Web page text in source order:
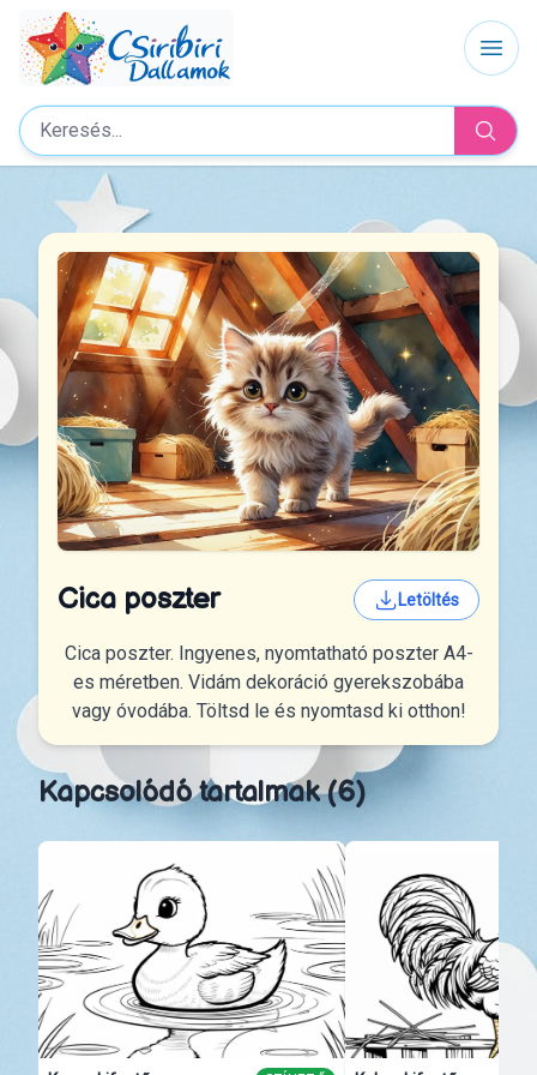
Cica poszter Letöltés
Cica poszter. Ingyenes, nyomtatható poszter A4-
es méretben. Vidám dekoráció gyerekszobába
vagy óvodába. Töltsd le és nyomtasd ki otthon!
Kapcsolódó tartalmak (6)